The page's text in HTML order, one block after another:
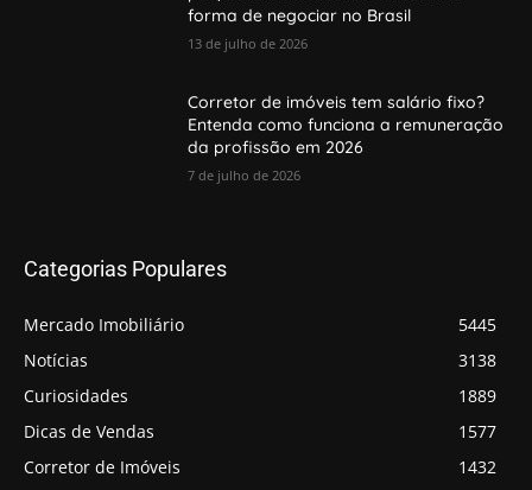
forma de negociar no Brasil
13 de julho de 2026
Corretor de imóveis tem salário fixo?
Entenda como funciona a remuneração
da profissão em 2026
7 de julho de 2026
Categorias Populares
Mercado Imobiliário
5445
Notícias
3138
Curiosidades
1889
Dicas de Vendas
1577
Corretor de Imóveis
1432